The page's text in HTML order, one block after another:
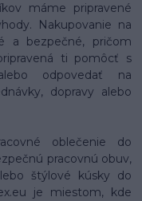
máme pripravené
Nakupovanie na
a bezpečné, pričom
ti pomôcť s
odpovedať na
dopravy alebo
oblečenie do
pracovnú obuv,
štýlové kúsky do
je miestom, kde